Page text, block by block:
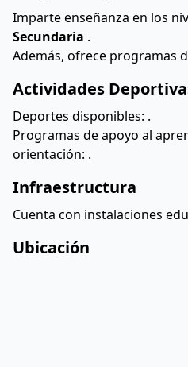
Imparte enseñanza en los
Secundaria .
Además, ofrece programas
Actividades
Deportes disponibles: .
Programas de apoyo al
orientación: .
Infraestructura
Cuenta con instalaciones
Ubicación